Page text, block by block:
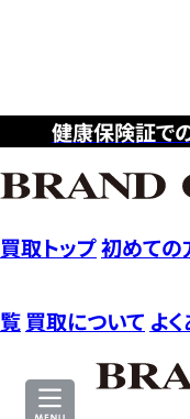
健康保険証で
買取トップ初めての
覧 買取について よ